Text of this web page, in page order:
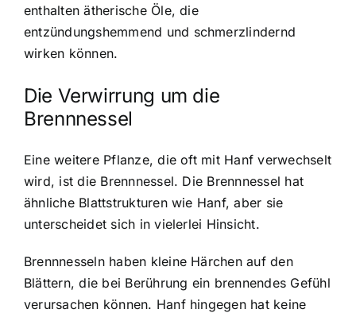
enthalten ätherische Öle, die
entzündungshemmend und schmerzlindernd
wirken können.
Die Verwirrung um die
Brennnessel
Eine weitere Pflanze, die oft mit Hanf verwechselt
wird, ist die Brennnessel. Die Brennnessel hat
ähnliche Blattstrukturen wie Hanf, aber sie
unterscheidet sich in vielerlei Hinsicht.
Brennnesseln haben kleine Härchen auf den
Blättern, die bei Berührung ein brennendes Gefühl
verursachen können. Hanf hingegen hat keine